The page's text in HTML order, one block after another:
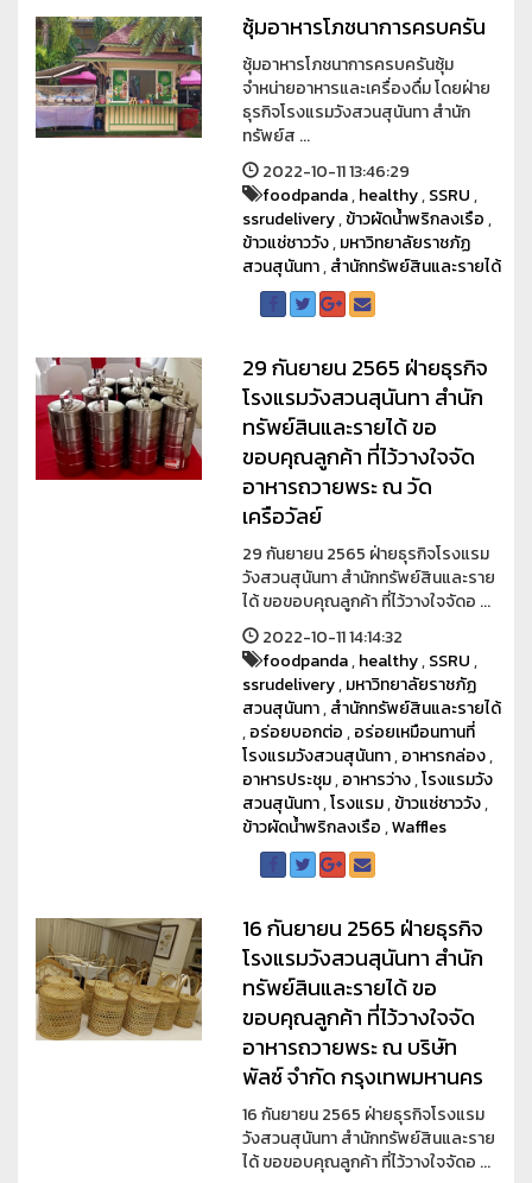
ซุ้มอาหารโภชนาการครบครัน
ซุ้มอาหารโภชนาการครบครันซุ้ม
จำหน่ายอาหารและเครื่องดื่ม โดยฝ่าย
ธุรกิจโรงแรมวังสวนสุนันทา สำนัก
ทรัพย์ส ...
2022-10-11 13:46:29
foodpanda,healthy,SSRU,
ssrudelivery,ข้าวผัดน้ำพริกลงเรือ,
ข้าวแช่ชาววัง,มหาวิทยาลัยราชภัฏ
สวนสุนันทา,สำนักทรัพย์สินและรายได้
29 กันยายน 2565 ฝ่ายธุรกิจ
โรงแรมวังสวนสุนันทา สำนัก
ทรัพย์สินและรายได้ ขอ
ขอบคุณลูกค้า ที่ไว้วางใจจัด
อาหารถวายพระ ณ วัด
เครือวัลย์
29 กันยายน 2565 ฝ่ายธุรกิจโรงแรม
วังสวนสุนันทา สำนักทรัพย์สินและราย
ได้ ขอขอบคุณลูกค้า ที่ไว้วางใจจัดอ ...
2022-10-11 14:14:32
foodpanda,healthy,SSRU,
ssrudelivery,มหาวิทยาลัยราชภัฏ
สวนสุนันทา,สำนักทรัพย์สินและรายได้
,อร่อยบอกต่อ,อร่อยเหมือนทานที่
โรงแรมวังสวนสุนันทา,อาหารกล่อง,
อาหารประชุม,อาหารว่าง,โรงแรมวัง
สวนสุนันทา,โรงแรม,ข้าวแช่ชาววัง,
ข้าวผัดน้ำพริกลงเรือ,Waffles
16 กันยายน 2565 ฝ่ายธุรกิจ
โรงแรมวังสวนสุนันทา สำนัก
ทรัพย์สินและรายได้ ขอ
ขอบคุณลูกค้า ที่ไว้วางใจจัด
อาหารถวายพระ ณ บริษัท
พัลซ์ จำกัด กรุงเทพมหานคร
16 กันยายน 2565 ฝ่ายธุรกิจโรงแรม
วังสวนสุนันทา สำนักทรัพย์สินและราย
ได้ ขอขอบคุณลูกค้า ที่ไว้วางใจจัดอ ...